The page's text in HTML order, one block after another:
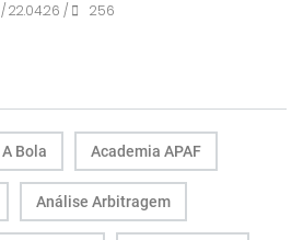
/ 22.04.26 / 256
A Bola Academia APAF
Análise Arbitragem